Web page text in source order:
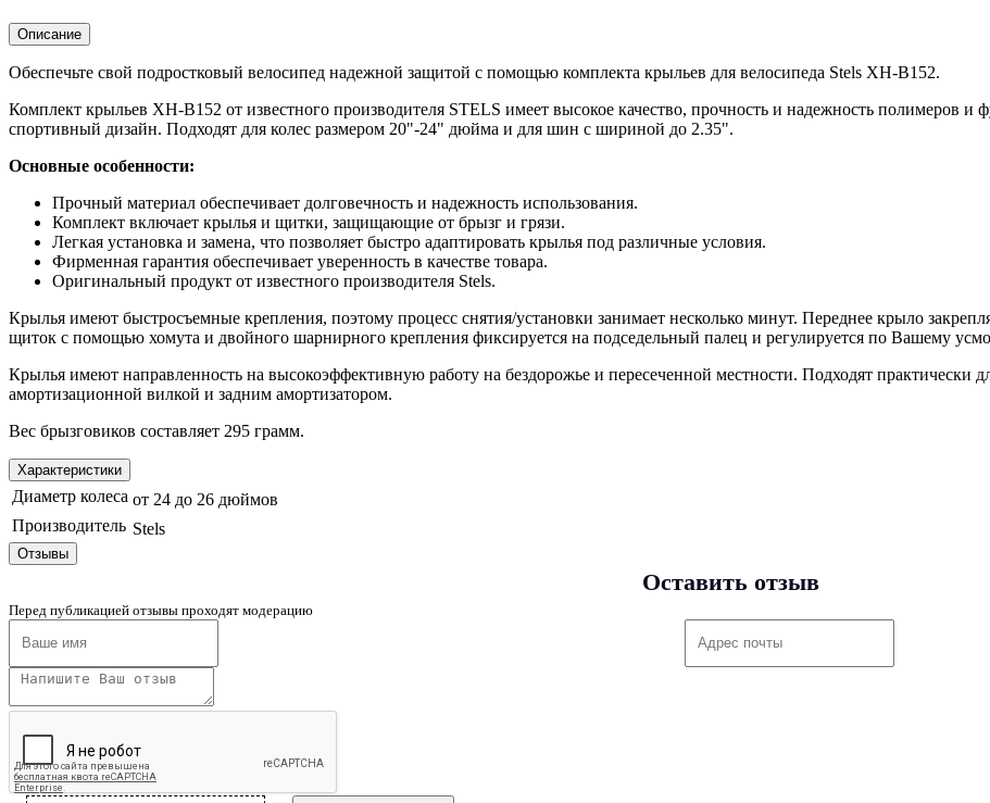
Описание
Обеспечьте свой подростковый велосипед надежной защитой с помощью комплекта крыльев для велосипеда Stels XH-B152.
Комплект крыльев XH-B152 от известного производителя STELS имеет высокое качество, прочность и надежность полимеров
спортивный дизайн. Подходят для колес размером 20"-24" дюйма и для шин с шириной до 2.35".
Основные особенности:
Прочный материал обеспечивает долговечность и надежность использования.
Комплект включает крылья и щитки, защищающие от брызг и грязи.
Легкая установка и замена, что позволяет быстро адаптировать крылья под различные условия.
Фирменная гарантия обеспечивает уверенность в качестве товара.
Оригинальный продукт от известного производителя Stels.
Крылья имеют быстросъемные крепления, поэтому процесс снятия/установки занимает несколько минут. Переднее крыло
щиток с помощью хомута и двойного шарнирного крепления фиксируется на подседельный палец и регулируется по Вашему
Крылья имеют направленность на высокоэффективную работу на бездорожье и пересеченной местности. Подходят практически
амортизационной вилкой и задним амортизатором.
Вес брызговиков составляет 295 грамм.
Характеристики
Диаметр колеса от 24 до 26 дюймов
Производитель Stels
Отзывы
Оставить отзыв
Перед публикацией отзывы проходят модерацию